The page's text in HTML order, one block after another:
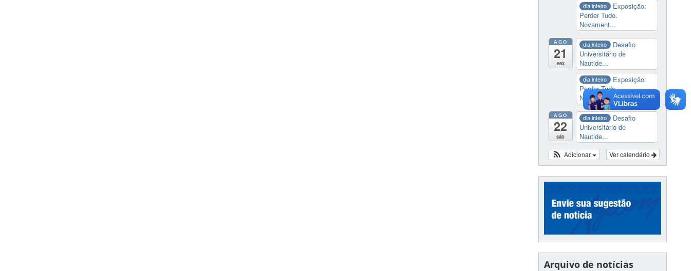
dia inteiro
Exposição:
Perder Tudo.
Novament...
AGO
21
sex
dia inteiro
Desafio
Universitário de
Nautide...
dia inteiro
Exposição:
Perder Tudo.
Novament...
AGO
22
sáb
dia inteiro
Desafio
Universitário de
Nautide...
Ver calendário
Adicionar
Arquivo de notícias